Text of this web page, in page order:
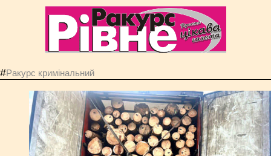
#Ракурс кримінальний